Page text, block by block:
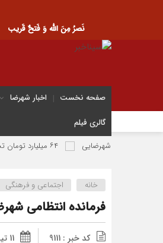
نَصرُ مِنَ الله وَ فَتحٌ قَریب
صفحه نخست اخبار شهرضا
گالری فیلم
۶۴ میلیارد تومان تسهیلات اشتغالزایی به مددجویان کمیته امداد شهرضا پرداخت شد
خانه اجتماعی و فرهنگی
فرمانده انتظامی
کد خبر : 9111 11 تیر 1401 - 16:51